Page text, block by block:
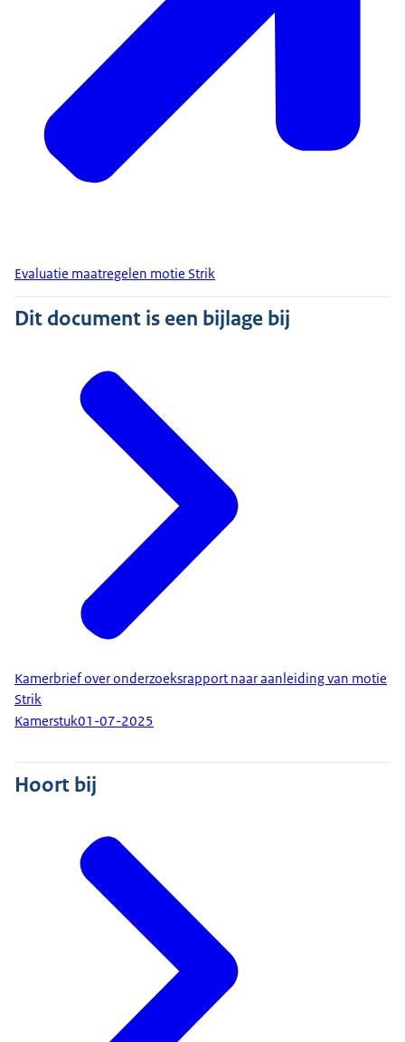
Evaluatie maatregelen motie Strik
Dit document is een bijlage bij
Kamerbrief over onderzoeksrapport naar aanleiding van motie
Strik
Kamerstuk01-07-2025
Hoort bij